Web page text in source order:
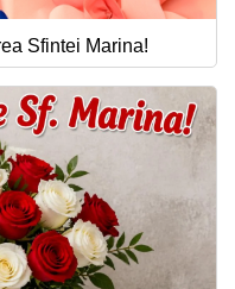
Sfintei Marina!